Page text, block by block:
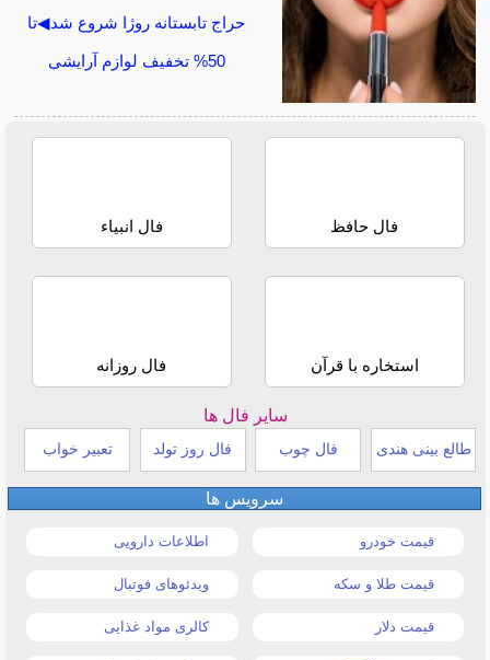
حراج تابستانه روژا شروع شد◀تا
50% تخفیف لوازم آرایشی
فال حافظ فال انبیاء
استخاره با قرآن فال روزانه
سایر فال ها
طالع بینی هندی فال چوب فال روز تولد تعبیر خواب
سرویس ها
قیمت خودرو اطلاعات دارویی
قیمت طلا و سکه ویدئوهای فوتبال
قیمت دلار کالری مواد غذایی